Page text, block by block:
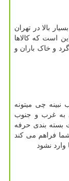
بالا در تهران
است که کالاها
و خاک باران و
چی میتونه
به غرب و جنوب
بسته بندی حرفه
شما فراهم می کند
نشود